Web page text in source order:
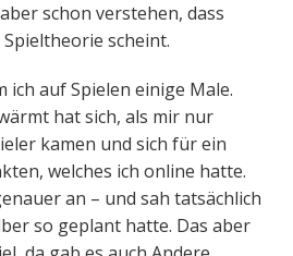
schon verstehen, dass
scheint.
ich auf Spielen einige Male.
hat sich, als mir nur
kamen und sich für ein
welches ich online hatte.
an – und sah tatsächlich
so geplant hatte. Das aber